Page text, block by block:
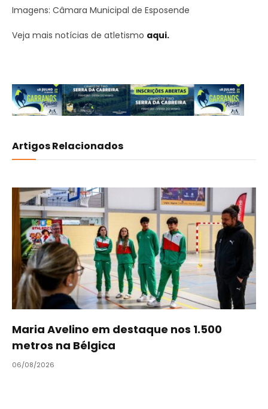
Imagens: Câmara Municipal de Esposende
Veja mais notícias de atletismo aqui.
Artigos Relacionados
Maria Avelino em destaque nos 1.500
metros na Bélgica
06/08/2026